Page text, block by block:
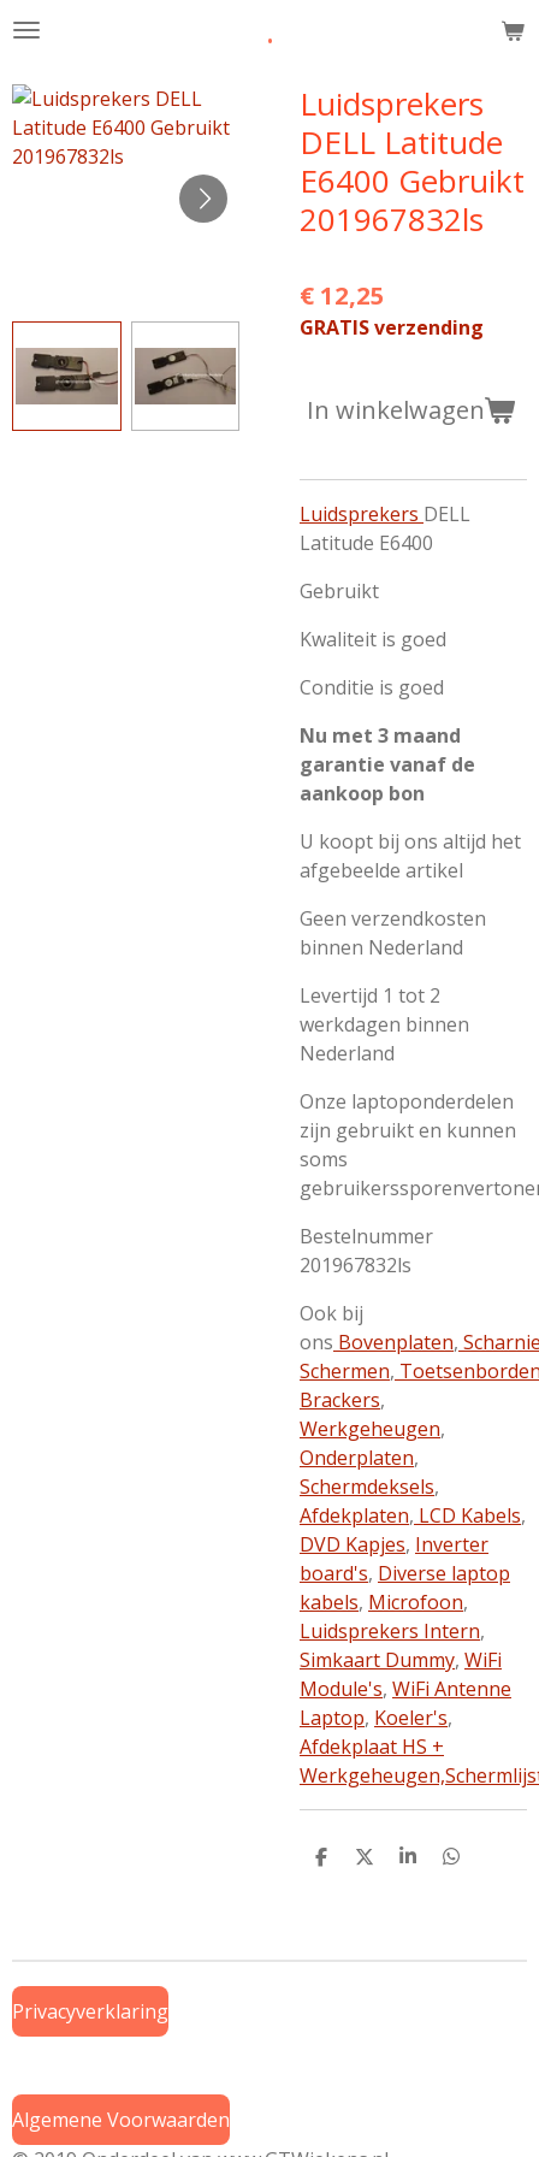
Ga
naar
de
hoofdinhoud
.
Luidsprekers
DELL Latitude
E6400 Gebruikt
201967832ls
€ 12,25
GRATIS verzending
In winkelwagen
Luidsprekers DELL
Latitude E6400
Gebruikt
Kwaliteit is goed
Conditie is goed
Nu met 3 maand
garantie vanaf de
aankoop bon
U koopt bij ons altijd het
afgebeelde artikel
Geen verzendkosten
binnen Nederland
Levertijd 1 tot 2
werkdagen binnen
Nederland
Onze laptoponderdelen
zijn gebruikt en kunnen
soms
Bestelnummer
201967832ls
Ook bij
ons Bovenplaten,
Schermen,
Brackers,
Werkgeheugen,
Onderplaten,
Schermdeksels,
Afdekplaten, LCD Kabels,
DVD Kapjes, Inverter
board's, Diverse laptop
kabels, Microfoon,
Luidsprekers Intern,
Simkaart Dummy, WiFi
Module's, WiFi Antenne
Laptop, Koeler's,
Afdekplaat HS +
Werkgeheugen,
D
D
S
D
Privacyverklaring
Algemene Voorwaarden